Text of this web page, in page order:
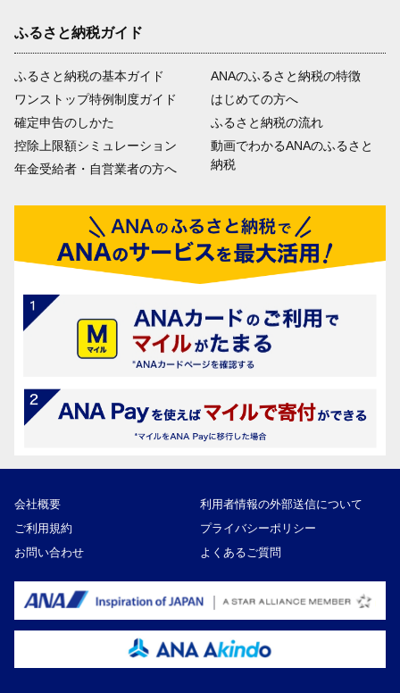
ふるさと納税ガイド
ふるさと納税の基本ガイド
ワンストップ特例制度ガイド
確定申告のしかた
控除上限額シミュレーション
年金受給者・自営業者の方へ
ANAのふるさと納税の特徴
はじめての方へ
ふるさと納税の流れ
動画でわかるANAのふるさと
納税
会社概要
利用者情報の外部送信について
ご利用規約
プライバシーポリシー
お問い合わせ
よくあるご質問